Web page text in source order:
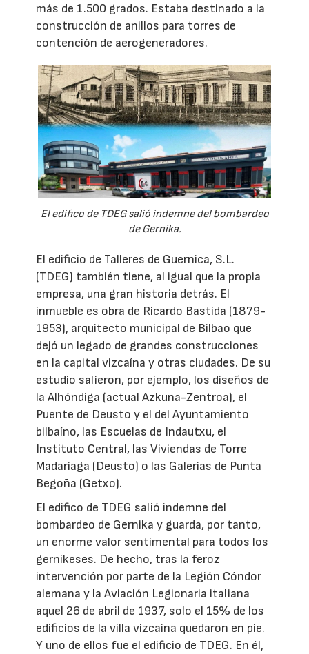
más de 1.500 grados. Estaba destinado a la
construcción de anillos para torres de
contención de aerogeneradores.
El edifico de TDEG salió indemne del bombardeo
de Gernika.
El edificio de Talleres de Guernica, S.L.
(TDEG) también tiene, al igual que la propia
empresa, una gran historia detrás. El
inmueble es obra de Ricardo Bastida (1879-
1953), arquitecto municipal de Bilbao que
dejó un legado de grandes construcciones
en la capital vizcaína y otras ciudades. De su
estudio salieron, por ejemplo, los diseños de
la Alhóndiga (actual Azkuna-Zentroa), el
Puente de Deusto y el del Ayuntamiento
bilbaíno, las Escuelas de Indautxu, el
Instituto Central, las Viviendas de Torre
Madariaga (Deusto) o las Galerías de Punta
Begoña (Getxo).
El edifico de TDEG salió indemne del
bombardeo de Gernika y guarda, por tanto,
un enorme valor sentimental para todos los
gernikeses. De hecho, tras la feroz
intervención por parte de la Legión Cóndor
alemana y la Aviación Legionaria italiana
aquel 26 de abril de 1937, solo el 15% de los
edificios de la villa vizcaína quedaron en pie.
Y uno de ellos fue el edificio de TDEG. En él,